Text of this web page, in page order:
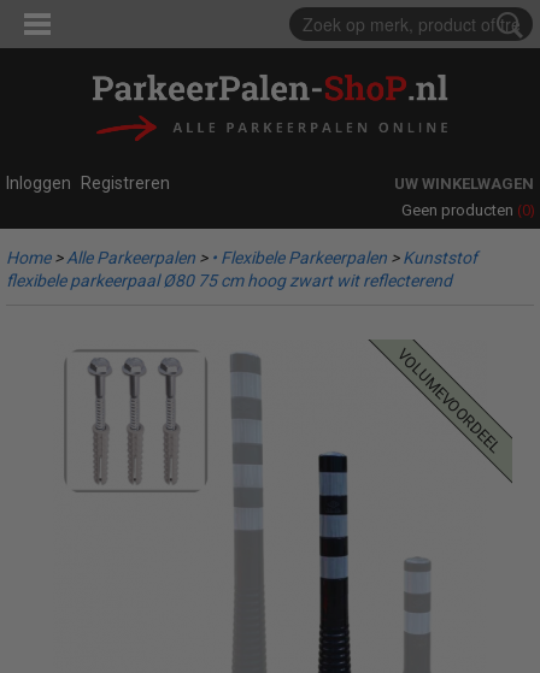
Inloggen Registreren
UW WINKELWAGEN
Geen producten (0)
Home>Alle Parkeerpalen > • Flexibele Parkeerpalen >Kunststof
flexibele parkeerpaal Ø80 75 cm hoog zwart wit reflecterend
volumevoordeel